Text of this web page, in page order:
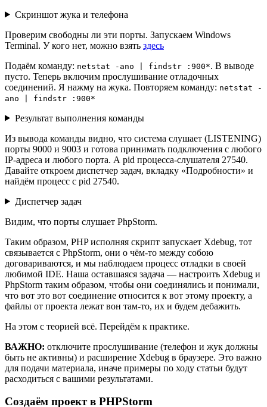
Скриншот жука и телефона
Проверим свободны ли эти порты. Запускаем Windows
Terminal. У кого нет, можно взять здесь
Подаём команду: netstat -ano | findstr :900*. В выводе
пусто. Теперь включим прослушивание отладочных
соединений. Я нажму на жука. Повторяем команду: netstat -
ano | findstr :900*
Результат выполнения команды
Из вывода команды видно, что система слушает (LISTENING)
порты 9000 и 9003 и готова принимать подключения с любого
IP-адреса и любого порта. А pid процесса-слушателя 27540.
Давайте откроем диспетчер задач, вкладку «Подробности» и
найдём процесс с pid 27540.
Диспетчер задач
Видим, что порты слушает PhpStorm.
Таким образом, PHP исполняя скрипт запускает Xdebug, тот
связывается с PhpStorm, они о чём-то между собою
договариваются, и мы наблюдаем процесс отладки в своей
любимой IDE. Наша оставшаяся задача — настроить Xdebug и
PhpStorm таким образом, чтобы они соединялись и понимали,
что вот это вот соединение относится к вот этому проекту, а
файлы от проекта лежат вон там-то, их и будем дебажить.
На этом с теорией всё. Перейдём к практике.
ВАЖНО: отключите прослушивание (телефон и жук должны
быть не активны) и расширение Xdebug в браузере. Это важно
для подачи материала, иначе примеры по ходу статьи будут
расходиться с вашими результатами.
Создаём проект в PHPStorm